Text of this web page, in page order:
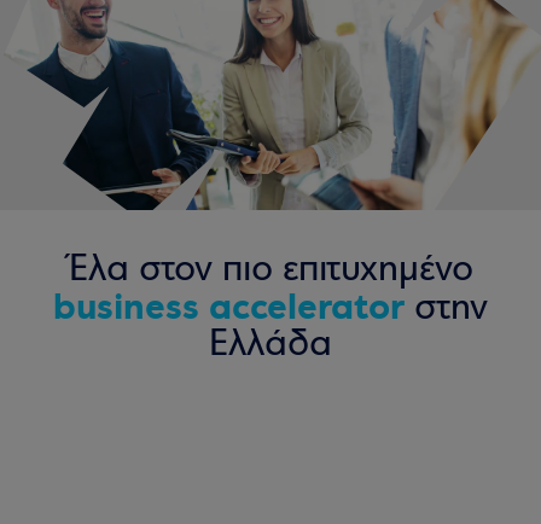
Έλα στον πιο επιτυχημένο
business accelerator στην
Ελλάδα